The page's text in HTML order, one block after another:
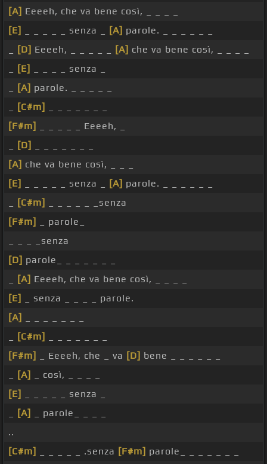
[A] Eeeeh, che va bene così, _ _ _ _
[E]
_ _ _ _ _ senza _ [A] parole. _ _ _ _ _ _
[D] Eeeeh, _ _ _ _ _ [A] che va bene così, _ _ _ _
[E]
_ _ _ _ senza _
[A] parole. _ _ _ _ _
[C#m]
[F#m]
_ _ _ _ _ Eeeeh, _
[D]
[A] che va bene così, _ _ _
[E]
_ _ _ _ _ senza _ [A] parole. _ _ _ _ _ _
[C#m]
_ _ _ _ _ _senza
[F#m]
_ parole_
_ _ _ _senza
[D] parole_ _ _ _ _ _ _
[A] Eeeeh, che va bene così, _ _ _ _
[E]
_ senza _ _ _ _ parole.
[A]
[C#m]
[F#m]
_ Eeeeh, che _ va [D] bene _ _ _ _ _ _
[A]
_ così, _ _ _ _
[E]
_ _ _ _ _ senza _
[A]
_ parole_ _ _ _
..
[C#m]
_ _ _ _ _ .senza [F#m] parole_ _ _ _ _ _ _